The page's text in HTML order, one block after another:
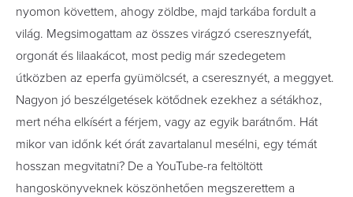
nyomon követtem, ahogy zöldbe, majd tarkába fordult a
világ. Megsimogattam az összes virágzó cseresznyefát,
orgonát és lilaakácot, most pedig már szedegetem
útközben az eperfa gyümölcsét, a cseresznyét, a meggyet.
Nagyon jó beszélgetések kötődnek ezekhez a sétákhoz,
mert néha elkísért a férjem, vagy az egyik barátnőm. Hát
mikor van időnk két órát zavartalanul mesélni, egy témát
hosszan megvitatni? De a YouTube-ra feltöltött
hangoskönyveknek köszönhetően megszerettem a